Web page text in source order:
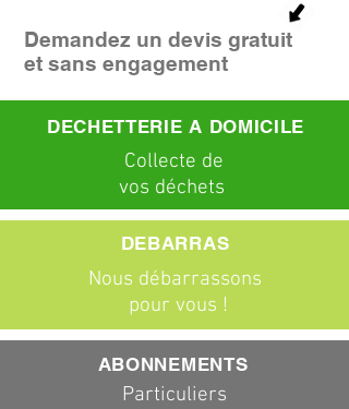
Demandez un devis gratuit
et sans engagement
DECHETTERIE A DOMICILE
Collecte de
vos déchets
Nous débarrassons
pour vous !
DEBARRAS
ABONNEMENTS
Particuliers